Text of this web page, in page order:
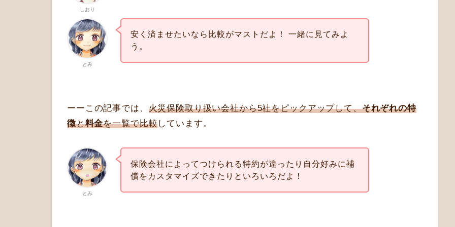
しおり
とみ
安く済ませたいなら比較がマストだよ！ 一緒に見てみよ
う。
ーーこの記事では、 火災保険取り扱い会社から5社をピックアップして、それぞれの特
徴と料金を一覧で比較しています。
とみ
保険会社によってつけられる特約が違ったり自分好みに補
償をカスタマイズできたりといろいろだよ！